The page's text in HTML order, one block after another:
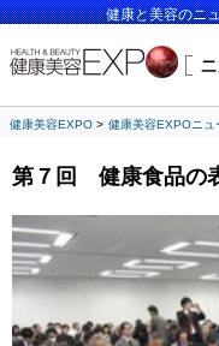
健康と美容のニ
健康美容EXPO 健康美容EXPOニュ
第７回 健康食品の